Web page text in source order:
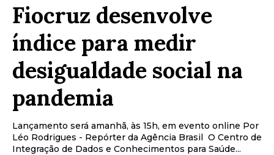
Fiocruz desenvolve
índice para medir
desigualdade social na
pandemia
Lançamento será amanhã, às 15h, em evento online Por
Léo Rodrigues - Repórter da Agência Brasil O Centro de
Integração de Dados e Conhecimentos para Saúde...